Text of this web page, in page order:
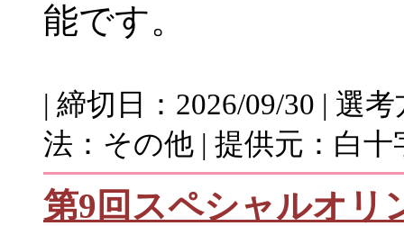
能です。
| 締切日：2026/09/30 | 選
法：その他 | 提供元：白
第9回スペシャルオリ